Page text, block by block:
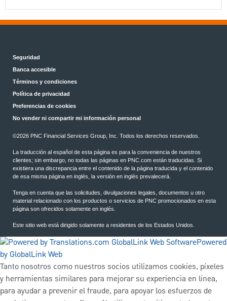
Seguridad
Banca accesible
Términos y condiciones
Política de privacidad
Preferencias de cookies
No vender ni compartir mi información personal
©2026 PNC Financial Services Group, Inc. Todos los derechos reservados.
La traducción al español de esta página es para la conveniencia de nuestros
clientes; sin embargo, no todas las páginas en PNC.com están traducidas. Si
existiera una discrepancia entre el contenido de la página traducida y el contenido
de esa misma página en inglés, la versión en inglés prevalecerá.
Tenga en cuenta que las solicitudes, divulgaciones legales, documentos u otro
material relacionado con los productos o servicios de PNC promocionados en esta
página son ofrecidos solamente en inglés.
Este sitio web está dirigido solamente a residentes de los Estados Unidos.
Powered
by GlobalLink Web
Tanto nosotros como nuestros socios utilizamos cookies, píxeles
y herramientas similares para mejorar su experiencia en línea,
para ayudar a prevenir el fraude, para apoyar los esfuerzos de